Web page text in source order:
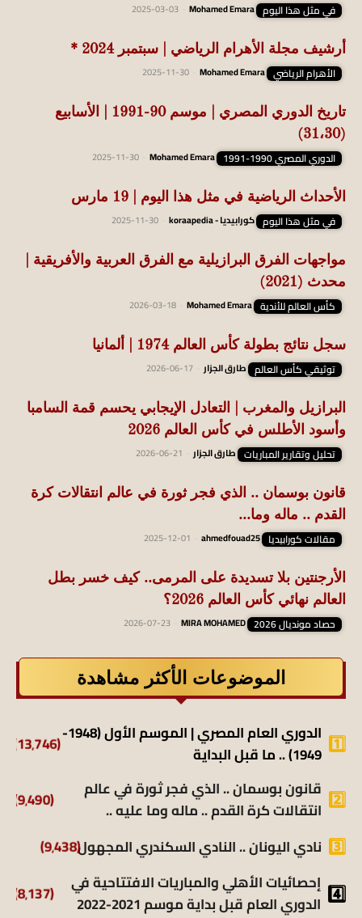
في مثل هذا اليوم Mohamed Emara
2025-03-03
أرشيف مجلة الأهرام الرياضي | سبتمبر 2024 *
الأهرام الرياضي Mohamed Emara
2025-11-30
تاريخ الدوري المصري | موسم 90-1991 | الأسابيع
(31،30)
الدوري المصري 1990-1991 Mohamed Emara
2025-11-30
الأحداث الرياضية في مثل هذا اليوم | 19 مارس
في مثل هذا اليوم كورابيديا - koraapedia 2025-11-30
مواجهات الفرق البرازيلية مع الفرق العربية والأفريقية |
محدث (2021)
كأس العالم للأندية Mohamed Emara
2026-03-18
سجل نتائج بطولة كأس العالم 1974 | ألمانيا
توثيقي كأس العالم طارق الجزار 2026-06-17
البرازيل والمغرب | التعادل الإيجابي يحسم قمة السامبا
وأسود الأطلس في كأس العالم 2026
تحليل وتقارير المباريات طارق الجزار 2026-06-21
قانون بوسمان .. الذي فجر ثورة في عالم انتقالات كرة
القدم .. ماله وما...
مقالات كورابيديا ahmedfouad25
2025-12-01
الأرجنتين بلا تسديدة على المرمى.. كيف خسر بطل
العالم نهائي كأس العالم 2026؟
حصاد مونديال 2026 MIRA MOHAMED
2026-07-23
الموضوعات الأكثر مشاهدة
الدوري العام المصري | الموسم الأول (1948-
1949) .. ما قبل البداية
(13٬746)
قانون بوسمان .. الذي فجر ثورة في عالم
انتقالات كرة القدم .. ماله وما عليه ..
(9٬490)
نادي اليونان .. النادي السكندري المجهول(9٬438)
إحصائيات الأهلي والمباريات الافتتاحية في
الدوري العام قبل بداية موسم 2021-2022
(8٬137)